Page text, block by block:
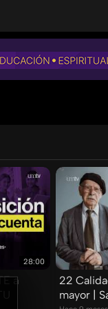
Mostrar:
28:00
a
22
mayor |